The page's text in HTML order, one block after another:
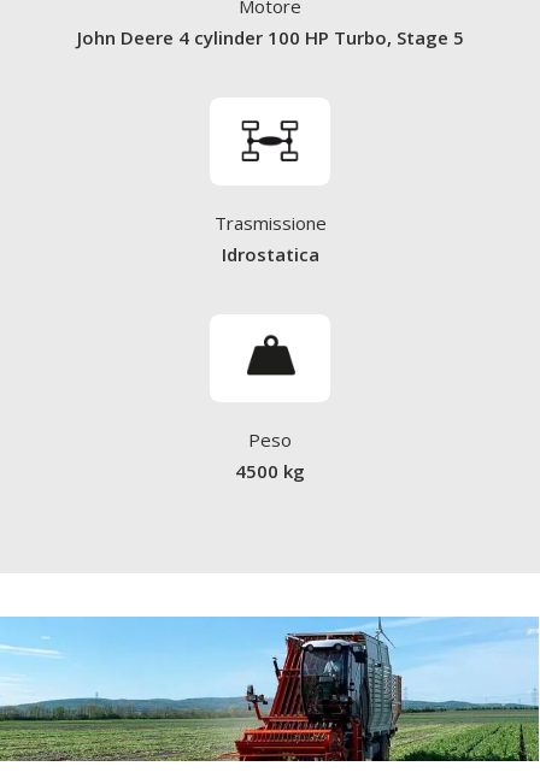
Motore
John Deere 4 cylinder 100 HP Turbo, Stage 5
Trasmissione
Idrostatica
Peso
4500 kg